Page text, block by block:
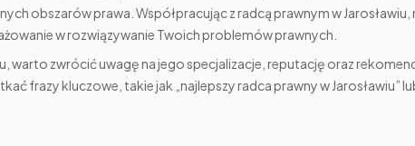
obszarów prawa. Współpracując z radcą prawnym w Jarosławiu,
w rozwiązywanie Twoich problemów prawnych.
warto zwrócić uwagę na jego specjalizacje, reputację oraz
frazy kluczowe, takie jak „najlepszy radca prawny w Jarosławiu”